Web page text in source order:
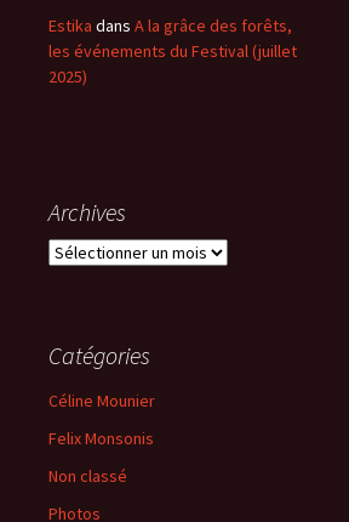
Estika dans A la grâce des forêts,
les événements du Festival (juillet
2025)
Archives
Archives
Catégories
Céline Mounier
Felix Monsonis
Non classé
Photos